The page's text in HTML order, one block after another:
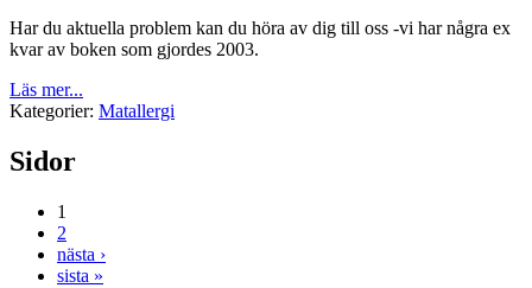
Har du aktuella problem kan du höra av dig till oss -vi har några ex
kvar av boken som gjordes 2003.
Läs mer...
Kategorier: Matallergi
Sidor
1
2
nästa ›
sista »